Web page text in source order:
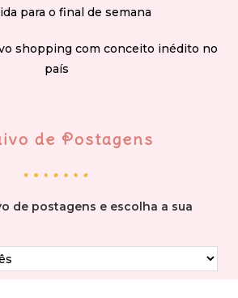
para o final de semana
shopping com conceito inédito no
país
de Postagens
de postagens e escolha a sua